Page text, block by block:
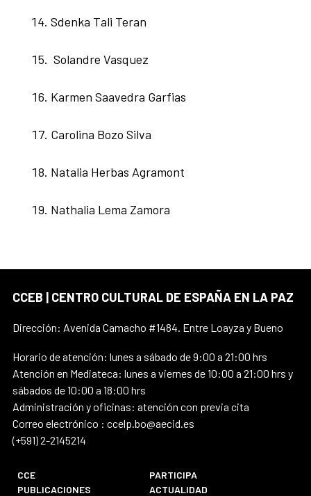
Sdenka Tali Teran
Solandre Vasquez
Karmen Saavedra Garfias
Carolina Bozo Silva
Natalia Herbas Agramont
Nathalia Lema Zamora
CCEB | CENTRO CULTURAL DE ESPAÑA EN LA PAZ
Dirección: Avenida Camacho #1484. Entre Loayza y Bueno
Horario de atención: lunes a sábado de 9:00 a 21:00 hrs
Atención en Mediateca: lunes a viernes de 10:00 a 21:00 hrs y
sábados de 10:00 a 18:00 hrs
Administración y oficinas: atención con previa cita
Correo electrónico : ccelp.bo@aecid.es
(+591) 2-2145214
CCE
PARTICIPA
PUBLICACIONES
ACTUALIDAD